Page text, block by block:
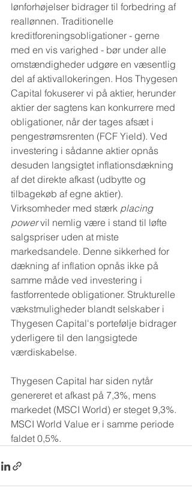
lønforhøjelser bidrager til forbedring af
reallønnen. Traditionelle
kreditforeningsobligationer - gerne
med en vis varighed - bør under alle
omstændigheder udgøre en væsentlig
del af aktivallokeringen. Hos Thygesen
Capital fokuserer vi på aktier, herunder
aktier der sagtens kan konkurrere med
obligationer, når der tages afsæt i
pengestrømsrenten (FCF Yield). Ved
investering i sådanne aktier opnås
desuden langsigtet inflationsdækning
af det direkte afkast (udbytte og
tilbagekøb af egne aktier).
Virksomheder med stærk placing
power vil nemlig være i stand til løfte
salgspriser uden at miste
markedsandele. Denne sikkerhed for
dækning af inflation opnås ikke på
samme måde ved investering i
fastforrentede obligationer. Strukturelle
vækstmuligheder blandt selskaber i
Thygesen Capital's portefølje bidrager
yderligere til den langsigtede
værdiskabelse.
Thygesen Capital har siden nytår
genereret et afkast på 7,3%, mens
markedet (MSCI World) er steget 9,3%.
MSCI World Value er i samme periode
faldet 0,5%.